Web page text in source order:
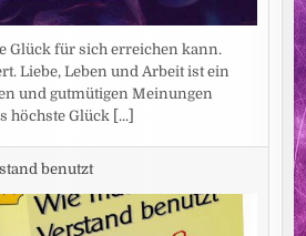
Glück für sich erreichen kann.
Liebe, Leben und Arbeit ist ein
und gutmütigen Meinungen
höchste Glück [...]
benutzt